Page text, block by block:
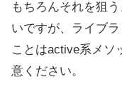
もちろんそれを狙
いですが、ライブ
ことはactive系メソ
意ください。